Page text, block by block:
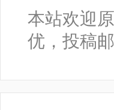
本站欢迎
优，投稿